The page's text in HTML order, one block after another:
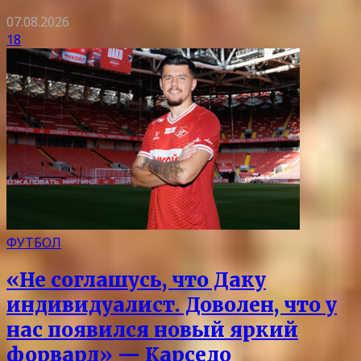
07.08.2026
18
ФУТБОЛ
«Не соглашусь, что Даку
индивидуалист. Доволен, что у
нас появился новый яркий
форвард» — Карседо